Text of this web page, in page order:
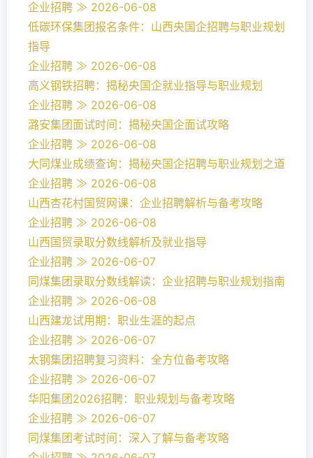
企业招聘 ≫ 2026-06-08
低碳环保集团报名条件：山西央国企招聘与职业规划
指导
企业招聘 ≫ 2026-06-08
高义钢铁招聘：揭秘央国企就业指导与职业规划
企业招聘 ≫ 2026-06-08
潞安集团面试时间：揭秘央国企面试攻略
企业招聘 ≫ 2026-06-08
大同煤业成绩查询：揭秘央国企招聘与职业规划之道
企业招聘 ≫ 2026-06-08
山西杏花村国贸网课：企业招聘解析与备考攻略
企业招聘 ≫ 2026-06-08
山西国贸录取分数线解析及就业指导
企业招聘 ≫ 2026-06-07
同煤集团录取分数线解读：企业招聘与职业规划指南
企业招聘 ≫ 2026-06-08
山西建龙试用期：职业生涯的起点
企业招聘 ≫ 2026-06-07
太钢集团招聘复习资料：全方位备考攻略
企业招聘 ≫ 2026-06-07
华阳集团2026招聘：职业规划与备考攻略
企业招聘 ≫ 2026-06-07
同煤集团考试时间：深入了解与备考攻略